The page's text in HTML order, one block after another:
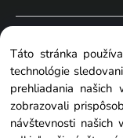
Zmeniť nastavenia
Táto stránka
technológie
prehliadania
zobrazovali
návštevnosti našich